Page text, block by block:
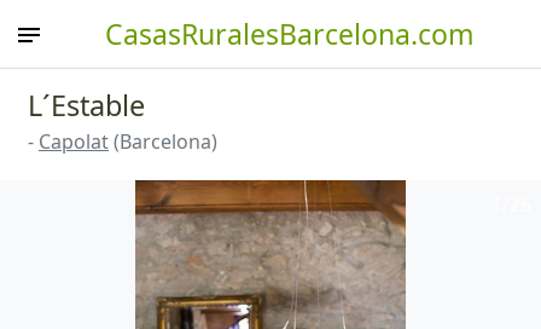
CasasRuralesBarcelona.com
L´Estable
- Capolat(Barcelona)